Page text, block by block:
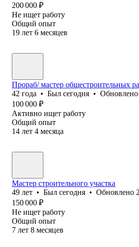
200 000 ₽
Не ищет работу
Общий опыт
19 лет 6 месяцев
Прораб/ мастер общестроительных
42 года • Был сегодня • Обновлено
100 000 ₽
Активно ищет работу
Общий опыт
14 лет 4 месяца
Мастер строительного участка
49 лет • Был сегодня • Обновлено
150 000 ₽
Не ищет работу
Общий опыт
7 лет 8 месяцев